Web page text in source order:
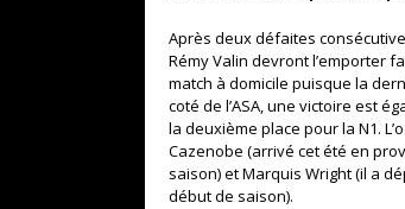
Après deux défaites
Rémy Valin devront l’emporter
match à domicile puisque la
coté de l’ASA, une victoire est
la deuxième place pour la N1.
Cazenobe (arrivé cet été en
saison) et Marquis Wright (il a
début de saison).